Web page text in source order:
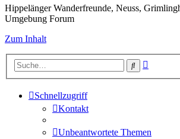
Hippelänger Wanderfreunde, Neuss,
Umgebung Forum
Zum Inhalt
Suche
Schnellzugriff
Kontakt
Unbeantwortete Themen